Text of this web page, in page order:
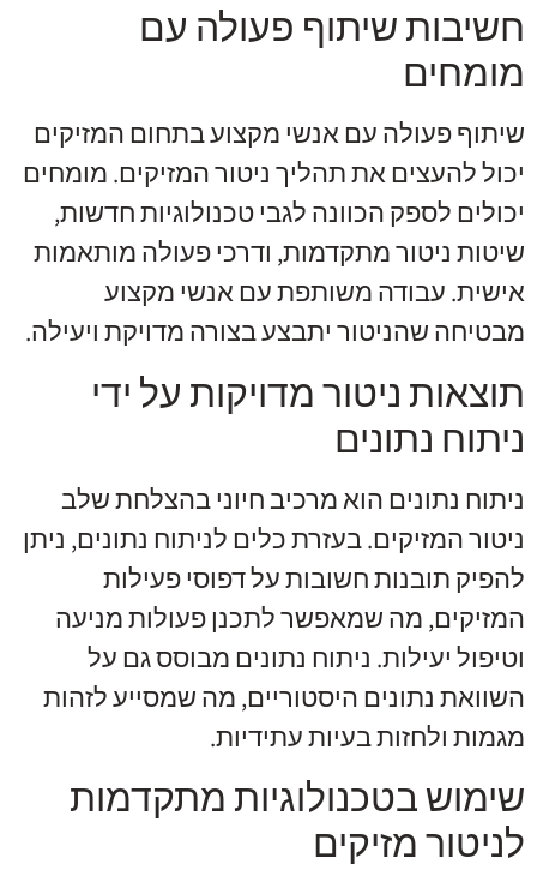
חשיבות שיתוף פעולה עם
מומחים
שיתוף פעולה עם אנשי מקצוע בתחום המזיקים
יכול להעצים את תהליך ניטור המזיקים. מומחים
יכולים לספק הכוונה לגבי טכנולוגיות חדשות,
שיטות ניטור מתקדמות, ודרכי פעולה מותאמות
אישית. עבודה משותפת עם אנשי מקצוע
מבטיחה שהניטור יתבצע בצורה מדויקת ויעילה.
תוצאות ניטור מדויקות על ידי
ניתוח נתונים
ניתוח נתונים הוא מרכיב חיוני בהצלחת שלב
ניטור המזיקים. בעזרת כלים לניתוח נתונים, ניתן
להפיק תובנות חשובות על דפוסי פעילות
המזיקים, מה שמאפשר לתכנן פעולות מניעה
וטיפול יעילות. ניתוח נתונים מבוסס גם על
השוואת נתונים היסטוריים, מה שמסייע לזהות
מגמות ולחזות בעיות עתידיות.
שימוש בטכנולוגיות מתקדמות
לניטור מזיקים